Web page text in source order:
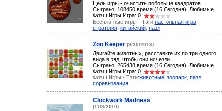
Цель игры - очистить побольше квадратов.
Сыграно: 108450 время (16 Сегодня), Любимые
Флэш Игры Игра: 0
Бесплатные игры - Тэги:настольная игра,
стратегия, китайский, пазл,
Zoo Keeper (9/30/2013)
Двигайте животных, расставьте их по три одного
вида в ряд, чтобы они исчезли.
Сыграно: 265438 время (16 Сегодня), Любимые
Флэш Игры Игра: 0
Флэш Игры - Тэги:животные, зоопарк, пазл,
соревнования,
Clockwork Madness
(11/8/2010)